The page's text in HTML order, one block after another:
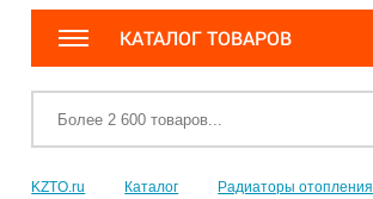
КАТАЛОГ ТОВАРОВ
KZTO.ru Каталог
Радиаторы отопления